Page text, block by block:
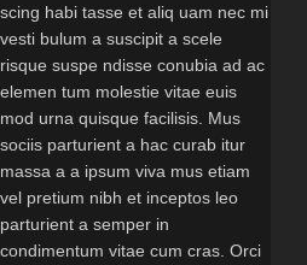
scing habi tasse et aliq uam nec mi
vesti bulum a suscipit a scele
risque suspe ndisse conubia ad ac
elemen tum molestie vitae euis
mod urna quisque facilisis. Mus
sociis parturient a hac curab itur
massa a a ipsum viva mus etiam
vel pretium nibh et inceptos leo
parturient a semper in
condimentum vitae cum cras. Orci